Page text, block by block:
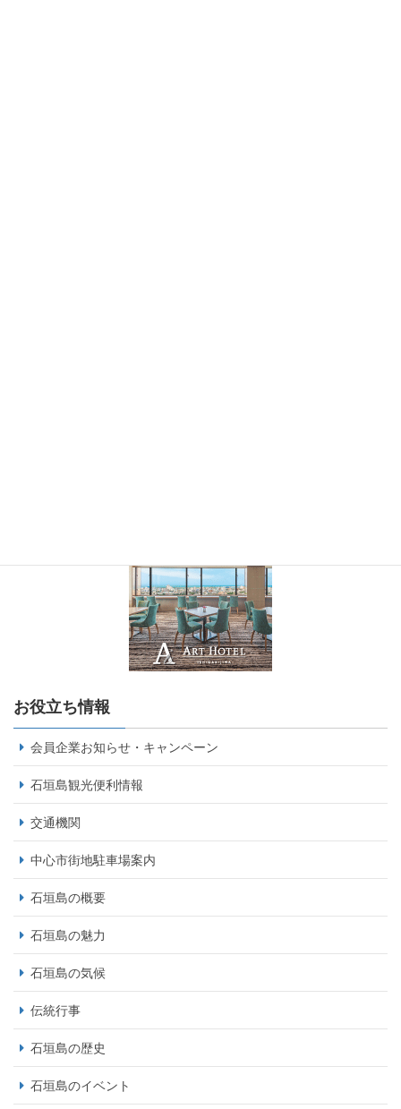
お役立ち情報
会員企業お知らせ・キャンペーン
石垣島観光便利情報
交通機関
中心市街地駐車場案内
石垣島の概要
石垣島の魅力
石垣島の気候
伝統行事
石垣島の歴史
石垣島のイベント